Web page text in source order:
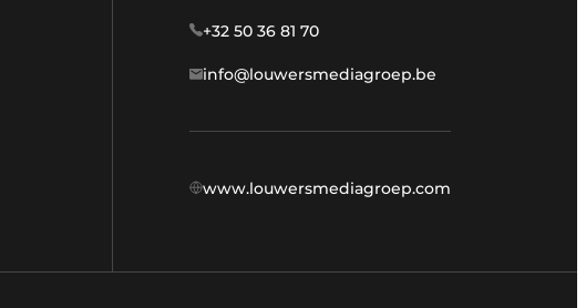
+32 50 36 81 70
info@louwersmediagroep.be
www.louwersmediagroep.com